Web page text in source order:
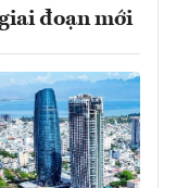
đoạn mới